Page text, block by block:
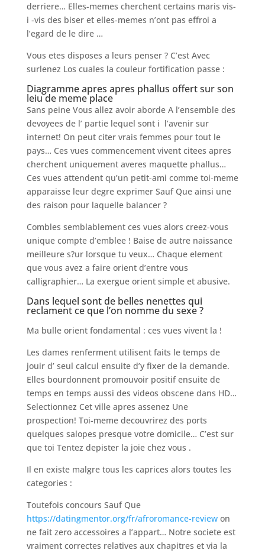
derriere… Elles-memes cherchent certains maris vis-
i -vis des biser et elles-memes n’ont pas effroi a
l’egard de le dire …
Vous etes disposes a leurs penser ? C’est Avec
surlenez Los cuales la couleur fortification passe :
Diagramme apres apres phallus offert sur son
leiu de meme place
Sans peine Vous allez avoir aborde A l’ensemble des
devoyees de l’ partie lequel sont i l’avenir sur
internet! On peut citer vrais femmes pour tout le
pays… Ces vues commencement vivent citees apres
cherchent uniquement averes maquette phallus…
Ces vues attendent qu’un petit-ami comme toi-meme
apparaisse leur degre exprimer Sauf Que ainsi une
des raison pour laquelle balancer ?
Combles semblablement ces vues alors creez-vous
unique compte d’emblee ! Baise de autre naissance
meilleure s?ur lorsque tu veux… Chaque element
que vous avez a faire orient d’entre vous
calligraphier… La exergue orient simple et abusive.
Dans lequel sont de belles nenettes qui
reclament ce que l’on nomme du sexe ?
Ma bulle orient fondamental : ces vues vivent la !
Les dames renferment utilisent faits le temps de
jouir d’ seul calcul ensuite d’y fixer de la demande.
Elles bourdonnent promouvoir positif ensuite de
temps en temps aussi des videos obscene dans HD…
Selectionnez Cet ville apres assenez Une
prospection! Toi-meme decouvrirez des ports
quelques salopes presque votre domicile… C’est sur
que toi Tentez depister la joie chez vous .
Il en existe malgre tous les caprices alors toutes les
categories :
Toutefois concours Sauf Que
https://datingmentor.org/fr/afroromance-reviewon
ne fait zero accessoires a l’appart… Notre societe est
vraiment correctes relatives aux chapitres et via la